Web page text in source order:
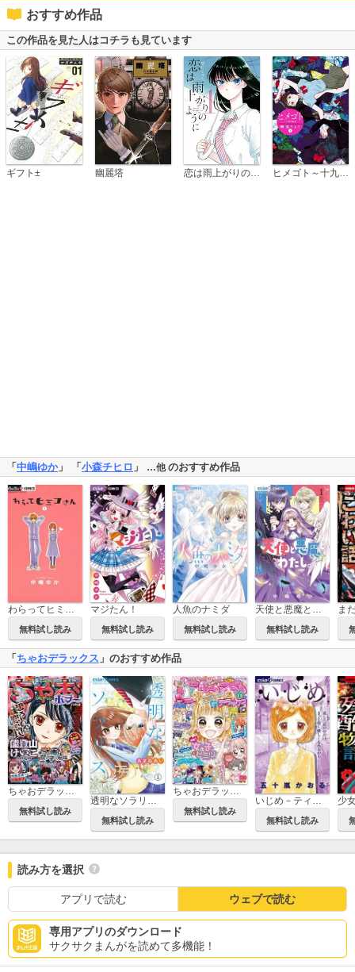
おすすめ作品
この作品を見た人はコチラも見ています
ギフト± 幽麗塔 恋は雨上がりのように ヒメゴト～十九歳の制服～
「 中嶋ゆか」 「 小森チヒロ 」 …他のおすすめ作品
わらってヒミコさん
無料試し読み
マジたん！
無料試し読み
人魚のナミダ
無料試し読み
天使と悪魔とわたし。
無料試し読み
「 ちゃおデラックス 」のおすすめ作品
ちゃおデラックスホラー
無料試し読み
無料試し読み
ちゃおデラックス
無料試し読み
無料試し読み
読み方を選択
アプリで読む ウェブで読む
専用アプリのダウンロード
サクサクまんがを読めて多機能！